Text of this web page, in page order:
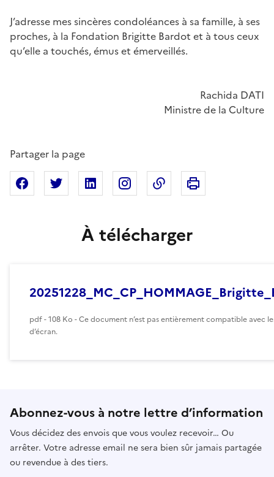
J’adresse mes sincères condoléances à sa famille, à ses
proches, à la Fondation Brigitte Bardot et à tous ceux
qu’elle a touchés, émus et émerveillés.
Rachida DATI
Ministre de la Culture
Partager la page
Partager sur Facebook
Partager sur XPartager sur Linkedin
Partager sur Instagram
Copier dans le
Imprimer cette
À télécharger
pdf - 108 Ko - Ce document n’est pas entièrement compatible avec
d’écran.
Abonnez-vous à notre lettre d’information
Vous décidez des envois que vous voulez recevoir… Ou
arrêter. Votre adresse email ne sera bien sûr jamais partagée
ou revendue à des tiers.